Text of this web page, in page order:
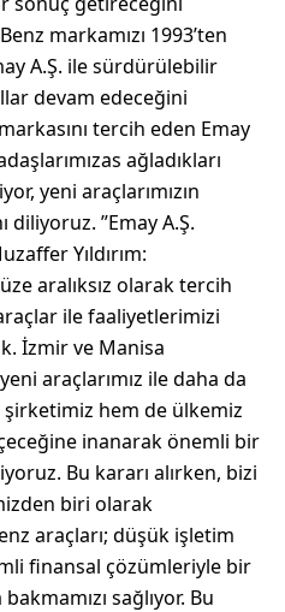
markamızı 1993’ten
A.Ş. ile sürdürülebilir
devam edeceğini
tercih eden Emay
ağladıkları
yeni araçlarımızın
diliyoruz. ”Emay A.Ş.
Yıldırım:
aralıksız olarak tercih
ile faaliyetlerimizi
İzmir ve Manisa
araçlarımız ile daha da
şirketimiz hem de ülkemiz
inanarak önemli bir
Bu kararı alırken, bizi
biri olarak
araçları; düşük işletim
finansal çözümleriyle bir
sağlıyor. Bu